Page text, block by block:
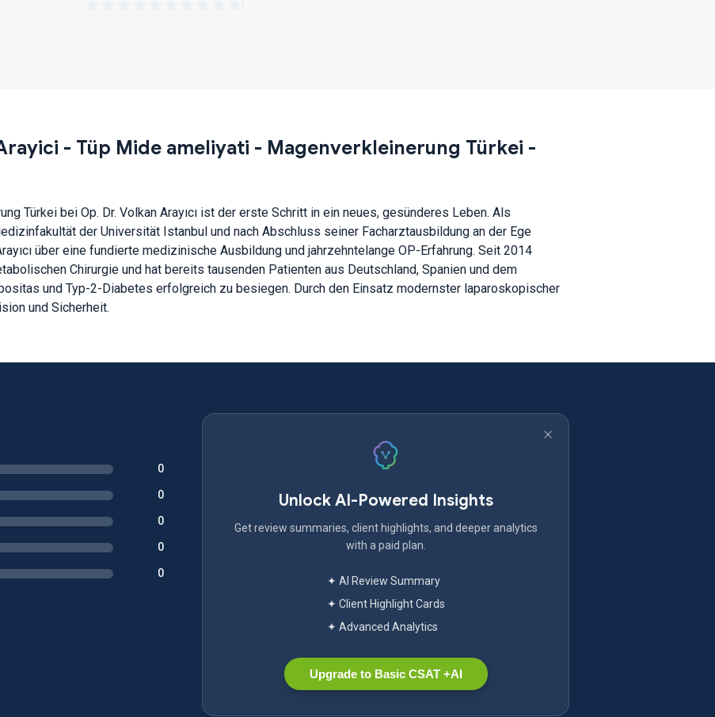
- Tüp Mide ameliyati - Magenverkleinerung Türkei -
Türkei bei Op. Dr. Volkan Arayıcı ist der erste Schritt in ein neues, gesünderes Leben. Als
der Universität Istanbul und nach Abschluss seiner Facharztausbildung an der Ege
über eine fundierte medizinische Ausbildung und jahrzehntelange OP-Erfahrung. Seit 2014
Chirurgie und hat bereits tausenden Patienten aus Deutschland, Spanien und dem
und Typ-2-Diabetes erfolgreich zu besiegen. Durch den Einsatz modernster laparoskopischer
und Sicherheit.
0
0
0
0
0
Unlock AI-Powered Insights
Get review summaries, client highlights, and deeper analytics
with a paid plan.
✦ AI Review Summary
✦ Client Highlight Cards
✦ Advanced Analytics
Upgrade to Basic CSAT +AI